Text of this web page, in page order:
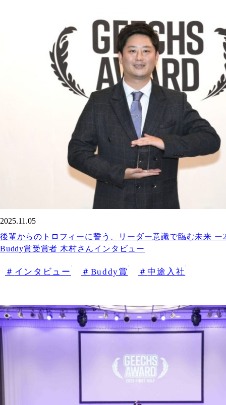
後輩からのトロフィーに誓う、リーダー意識で臨む未来 ー
Buddy賞受賞者 木村さんインタビュー
2025.11.05
インタビュー Buddy賞 中途入社